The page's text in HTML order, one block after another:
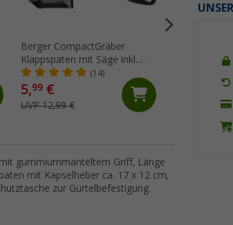
Berger CompactGräber
Klappspaten mit Säge inkl.
Gürteltasche
(14)
5,99 €
UVP 12,99 € UVP 29,99 €
gummiummanteltem Griff, Länge
mit Kapselheber ca. 17 x 12 cm,
zur Gürtelbefestigung.